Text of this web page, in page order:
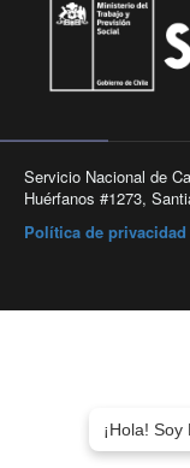
Servicio Nacional de
Huérfanos #1273,
Política de privacidad
¡Hola!